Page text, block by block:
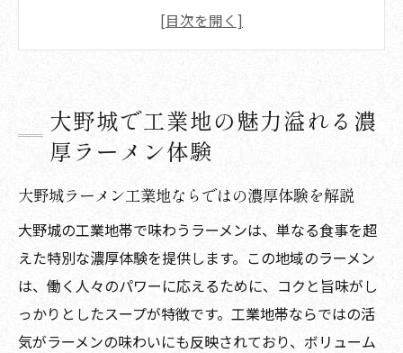
工業の街で味わう大野城濃厚ラーメンの魅
工業地の活気感じる大野城ラーメンおすす
め体験
大野城工業街と濃厚ラーメンの組み合わせ
の魅力
工業地に馴染む大野城ラーメンの深い味わい
工業地と大野城ラーメンの深い味わいの秘
密
大野城ラーメン工業のまちで感じる濃厚な
大野城で工業地の魅力溢れる濃
厚ラーメン体験
大野城ラーメン工業地ならではの濃厚体験を解説
大野城の工業地帯で味わうラーメンは、単なる食事を超
えた特別な濃厚体験を提供します。この地域のラーメン
は、働く人々のパワーに応えるために、コクと旨味がし
っかりとしたスープが特徴です。工業地帯ならではの活
気がラーメンの味わいにも反映されており、ボリューム